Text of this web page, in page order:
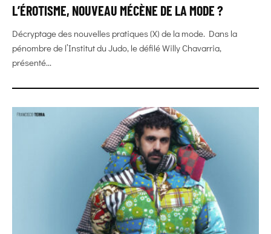
L’ÉROTISME, NOUVEAU MÉCÈNE DE LA MODE ?
Décryptage des nouvelles pratiques (X) de la mode. Dans la
pénombre de l’Institut du Judo, le défilé Willy Chavarria,
présenté...